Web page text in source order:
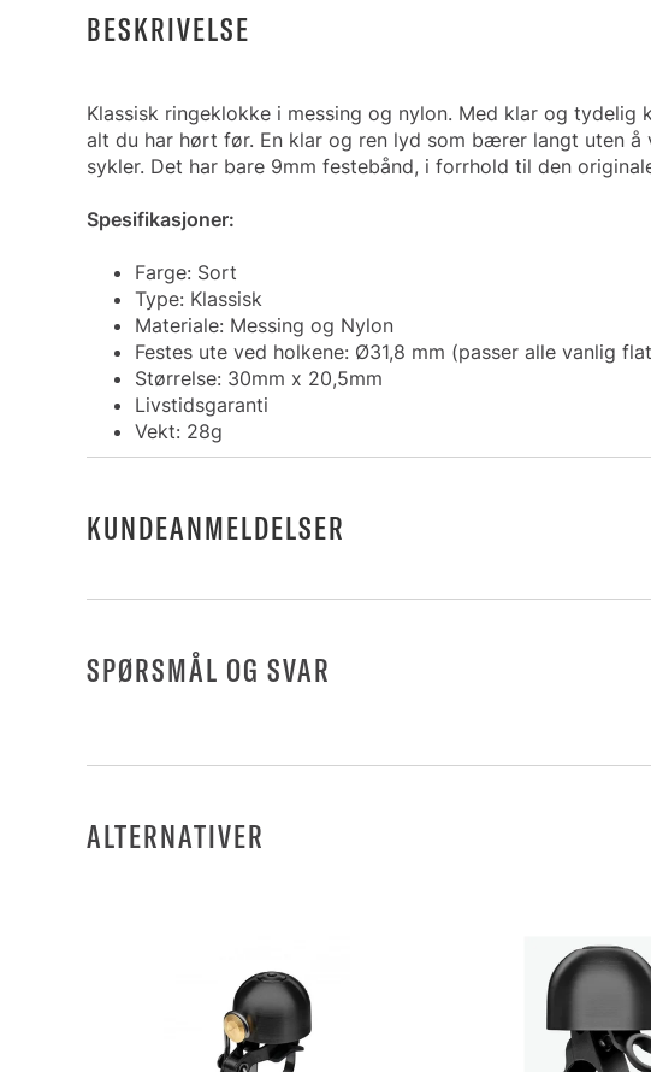
BESKRIVELSE
Klassisk ringeklokke i messing og nylon. Med klar og
alt du har hørt før. En klar og ren lyd som bærer langt uten
sykler. Det har bare 9mm festebånd, i forrhold til den
Spesifikasjoner:
Farge: Sort
Type: Klassisk
Materiale: Messing og Nylon
Festes ute ved holkene: Ø31,8 mm (passer alle vanlig
Størrelse: 30mm x 20,5mm
Livstidsgaranti
Vekt: 28g
KUNDEANMELDELSER
SPØRSMÅL OG SVAR
ALTERNATIVER